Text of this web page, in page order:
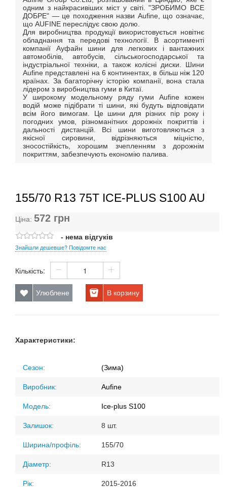
одним з найкрасивіших міст у світі. "ЗРОБИМО ВСЕ
ДОБРЕ" — це походження назви Aufine, що означає,
що AUFINE переслідує свою долю.
Для виробництва продукції використовується новітнє
обладнання та передові технології. В асортименті
компанії Ауфайн шини для легкових і вантажних
автомобілів, автобусів, сільськогосподарської та
індустріальної техніки, а також колісні диски. Шини
Aufine представлені на 6 континентах, в більш ніж 120
країнах. За багаторічну історію компанії, вона стала
лідером з виробництва гуми в Китаї.
У широкому модельному ряду гуми Aufine кожен
водій може підібрати ті шини, які будуть відповідати
всім його вимогам. Це шини для різних пір року і
погодних умов, різноманітних дорожніх покриттів і
дальності дистанцій. Всі шини виготовляються з
якісної сировини, відрізняються міцністю,
зносостійкість, хорошим зчепленням з дорожнім
покриттям, забезпечують економію палива.
155/70 R13 75T ICE-PLUS S100 AU
Ціна: 572 грн
- нема відгуків
Знайшли дешевше? Повідомте нас
Кількість:
Улюблене В корзину
Характеристики:
Сезон: (Зима)
Виробник: Aufine
Модель: Ice-plus S100
Залишок: 8 шт.
Ширина/профіль: 155/70
Діаметр: R13
Рік: 2015-2016